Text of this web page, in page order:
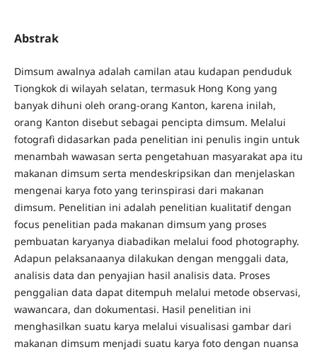
Abstrak
Dimsum awalnya adalah camilan atau kudapan penduduk
Tiongkok di wilayah selatan, termasuk Hong Kong yang
banyak dihuni oleh orang-orang Kanton, karena inilah,
orang Kanton disebut sebagai pencipta dimsum. Melalui
fotografi didasarkan pada penelitian ini penulis ingin untuk
menambah wawasan serta pengetahuan masyarakat apa itu
makanan dimsum serta mendeskripsikan dan menjelaskan
mengenai karya foto yang terinspirasi dari makanan
dimsum. Penelitian ini adalah penelitian kualitatif dengan
focus penelitian pada makanan dimsum yang proses
pembuatan karyanya diabadikan melalui food photography.
Adapun pelaksanaanya dilakukan dengan menggali data,
analisis data dan penyajian hasil analisis data. Proses
penggalian data dapat ditempuh melalui metode observasi,
wawancara, dan dokumentasi. Hasil penelitian ini
menghasilkan suatu karya melalui visualisasi gambar dari
makanan dimsum menjadi suatu karya foto dengan nuansa